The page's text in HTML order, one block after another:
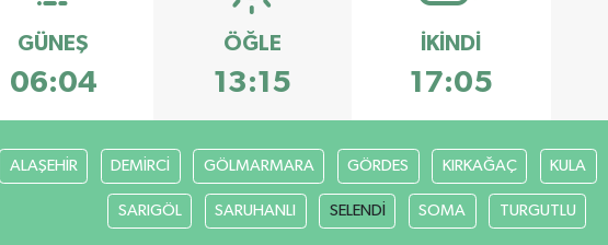
GÜNEŞ
06:04
ÖĞLE
13:15
İKINDI
17:05
ALAŞEHİR DEMİRCİ GÖLMARMARA GÖRDES KIRKAĞAÇ KULA
SARIGÖL SARUHANLI SELENDİ SOMA TURGUTLU